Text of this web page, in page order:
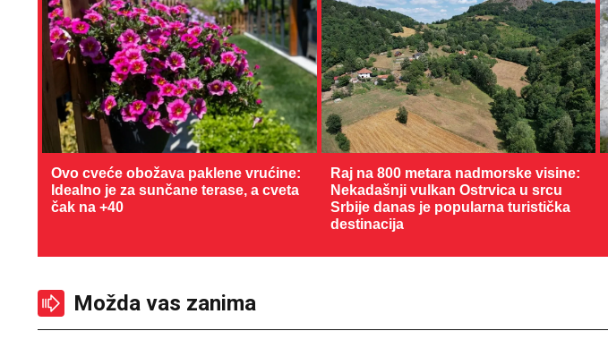
Ovo cveće obožava paklene vrućine:
Idealno je za sunčane terase, a cveta
čak na +40
Raj na 800 metara nadmorske visine:
Nekadašnji vulkan Ostrvica u srcu
Srbije danas je popularna turistička
destinacija
Možda vas zanima